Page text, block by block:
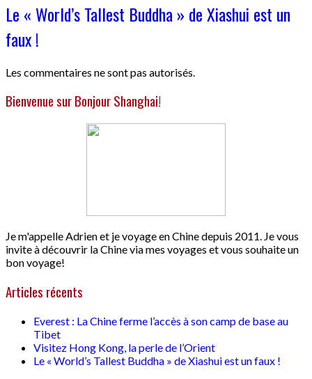
Le « World’s Tallest Buddha » de Xiashui est un
faux !
Les commentaires ne sont pas autorisés.
Bienvenue sur Bonjour Shanghai!
Je m'appelle Adrien et je voyage en Chine depuis 2011. Je vous
invite à découvrir la Chine via mes voyages et vous souhaite un
bon voyage!
Articles récents
Everest : La Chine ferme l’accès à son camp de base au
Tibet
Visitez Hong Kong, la perle de l’Orient
Le « World’s Tallest Buddha » de Xiashui est un faux !